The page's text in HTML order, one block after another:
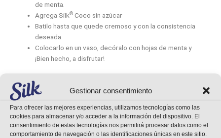
Gestionar consentimiento
Para ofrecer las mejores experiencias, utilizamos tecnologías como las
cookies para almacenar y/o acceder a la información del dispositivo. El
consentimiento de estas tecnologías nos permitirá procesar datos como el
comportamiento de navegación o las identificaciones únicas en este sitio.
de menta.
Agrega Silk® Coco sin azúcar
Batilo hasta que quede cremoso y con la consistencia
deseada.
Colocarlo en un vaso, decóralo con hojas de menta y
¡Bien hecho, a disfrutar!
Entradas relacionadas